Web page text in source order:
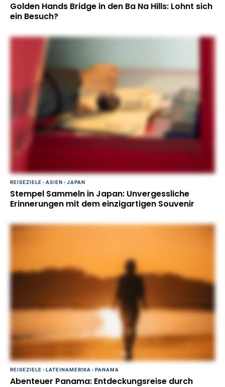
Golden Hands Bridge in den Ba Na Hills: Lohnt sich
ein Besuch?
REISEZIELE - ASIEN - JAPAN
Stempel Sammeln in Japan: Unvergessliche
Erinnerungen mit dem einzigartigen Souvenir
REISEZIELE - LATEINAMERIKA - PANAMA
Abenteuer Panama: Entdeckungsreise durch